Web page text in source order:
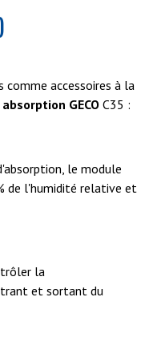
accessoires à la
GECOC35 :
le module
de l'humidité relative et
la
et sortant du